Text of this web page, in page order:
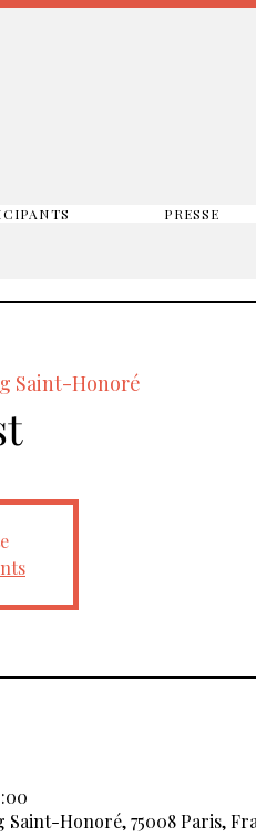
PRESSE
Saint-Honoré
Saint-Honoré, 75008 Paris,